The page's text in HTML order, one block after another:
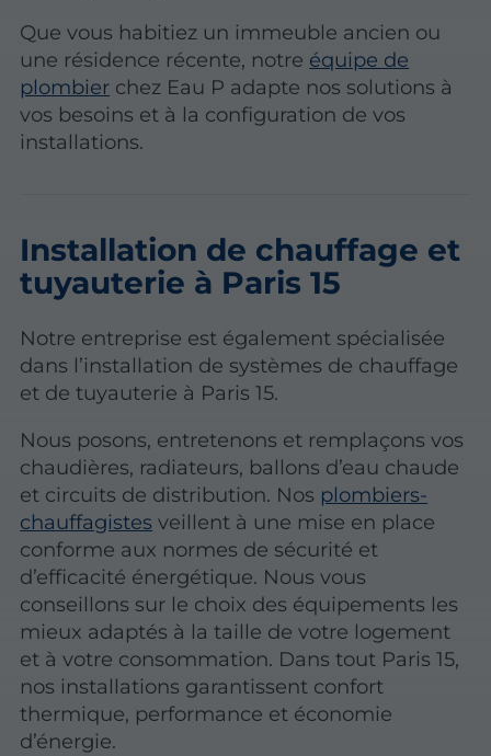
Que vous habitiez un immeuble ancien ou
une résidence récente, notre équipe de
plombier chez Eau P adapte nos solutions à
vos besoins et à la configuration de vos
installations.
Installation de chauffage et
tuyauterie à Paris 15
Notre entreprise est également spécialisée
dans l’installation de systèmes de chauffage
et de tuyauterie à Paris 15.
Nous posons, entretenons et remplaçons vos
chaudières, radiateurs, ballons d’eau chaude
et circuits de distribution. Nos plombiers-
chauffagistes veillent à une mise en place
conforme aux normes de sécurité et
d’efficacité énergétique. Nous vous
conseillons sur le choix des équipements les
mieux adaptés à la taille de votre logement
et à votre consommation. Dans tout Paris 15,
nos installations garantissent confort
thermique, performance et économie
d’énergie.